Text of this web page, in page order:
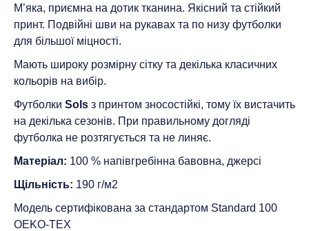
М’яка, приємна на дотик тканина. Якісний та стійкий
принт. Подвійні шви на рукавах та по низу футболки
для більшої міцності.
Мають широку розмірну сітку та декілька класичних
кольорів на вибір.
Футболки Sols з принтом зносостійкі, тому їх вистачить
на декілька сезонів. При правильному догляді
футболка не розтягується та не линяє.
Матеріал: 100 % напівгребінна бавовна, джерсі
Щільність: 190 г/м2
Модель сертифікована за стандартом Standard 100
ОEKO-TEX